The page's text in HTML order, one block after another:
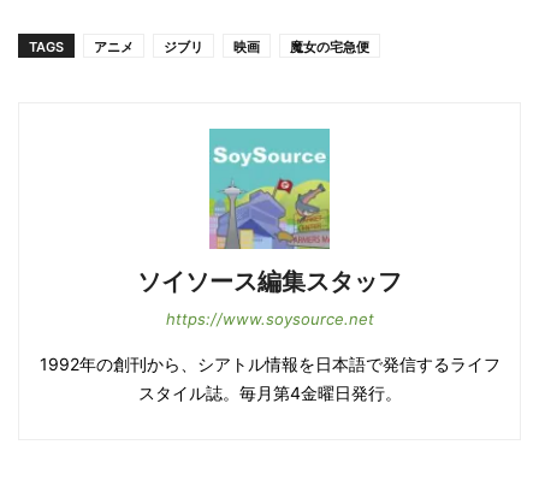
TAGS アニメ ジブリ 映画 魔女の宅急便
ソイソース編集スタッフ
https://www.soysource.net
1992年の創刊から、シアトル情報を日本語で発信するライフ
スタイル誌。毎月第4金曜日発行。